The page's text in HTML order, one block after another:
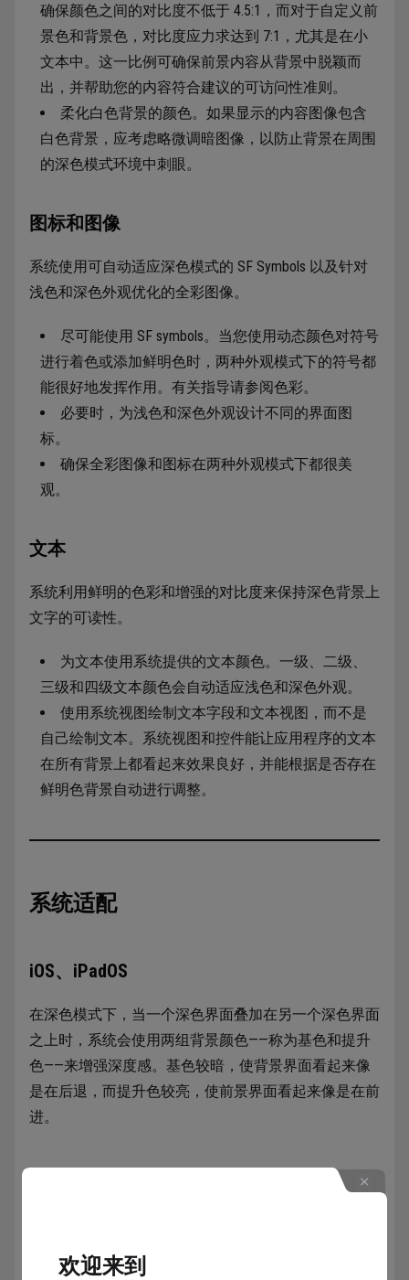
确保颜色之间的对比度不低于 4.5:1，而对于自定义前
景色和背景色，对比度应力求达到 7:1，尤其是在小
文本中。这一比例可确保前景内容从背景中脱颖而
出，并帮助您的内容符合建议的可访问性准则。
柔化白色背景的颜色。如果显示的内容图像包含
白色背景，应考虑略微调暗图像，以防止背景在周围
的深色模式环境中刺眼。
图标和图像
系统使用可自动适应深色模式的 SF Symbols 以及针对
浅色和深色外观优化的全彩图像。
尽可能使用 SF symbols。当您使用动态颜色对符号
进行着色或添加鲜明色时，两种外观模式下的符号都
能很好地发挥作用。有关指导请参阅色彩。
必要时，为浅色和深色外观设计不同的界面图
标。
确保全彩图像和图标在两种外观模式下都很美
观。
文本
系统利用鲜明的色彩和增强的对比度来保持深色背景上
文字的可读性。
为文本使用系统提供的文本颜色。一级、二级、
三级和四级文本颜色会自动适应浅色和深色外观。
使用系统视图绘制文本字段和文本视图，而不是
自己绘制文本。系统视图和控件能让应用程序的文本
在所有背景上都看起来效果良好，并能根据是否存在
鲜明色背景自动进行调整。
系统适配
iOS、iPadOS
在深色模式下，当一个深色界面叠加在另一个深色界面
之上时，系统会使用两组背景颜色——称为基色和提升
色——来增强深度感。基色较暗，使背景界面看起来像
是在后退，而提升色较亮，使前景界面看起来像是在前
进。
欢迎来到